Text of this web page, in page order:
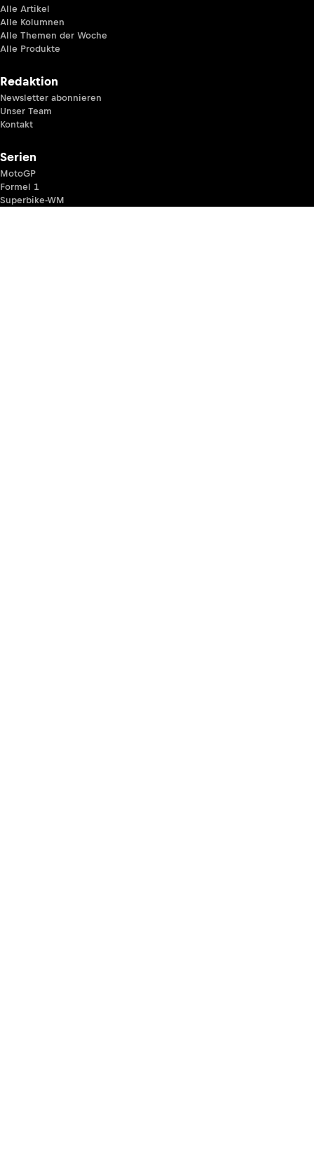
Alle Artikel
Alle Kolumnen
Alle Themen der Woche
Alle Produkte
Redaktion
Newsletter abonnieren
Unser Team
Kontakt
Serien
MotoGP
Formel 1
Superbike-WM